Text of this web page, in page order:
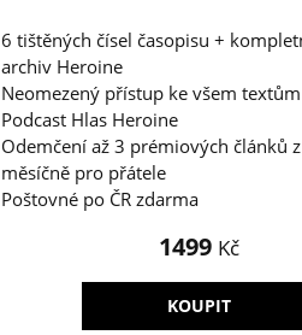
6 tištěných čísel časopisu +
archiv Heroine
Neomezený přístup ke všem
Podcast Hlas Heroine
Odemčení až 3 prémiových článků
měsíčně pro přátele
Poštovné po ČR zdarma
1499 Kč
KOUPIT